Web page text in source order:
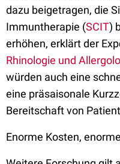
dazu beigetragen, die
Immuntherapie (SCIT)
erhöhen, erklärt der
Rhinologie und
würden auch eine
eine präsaisonale
Bereitschaft von
Enorme Kosten,